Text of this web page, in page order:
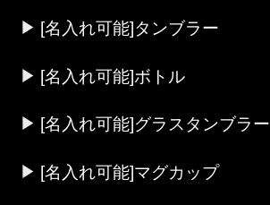
[名入れ可能]タンブラー
[名入れ可能]ボトル
[名入れ可能]グラスタンブラー
[名入れ可能]マグカップ